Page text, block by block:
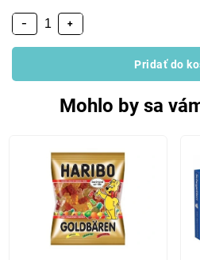
+
−
Pridať do
Mohlo by sa